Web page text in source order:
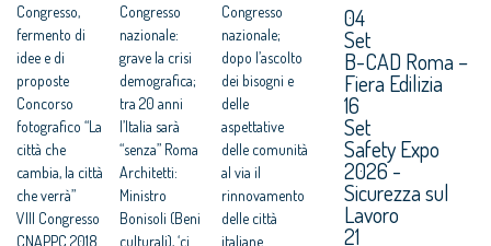
Congresso,
fermento di
idee e di
proposte
Concorso
fotografico “La
città che
cambia, la città
che verrà”
VIII Congresso
CNAPPC 2018.
Congresso
nazionale:
grave la crisi
demografica;
tra 20 anni
l’Italia sarà
“senza” Roma
Architetti:
Ministro
Bonisoli (Beni
culturali), ‘ci
Congresso
nazionale;
dopo l’ascolto
dei bisogni e
delle
aspettative
delle comunità
al via il
rinnovamento
delle città
italiane
04
Set
B-CAD Roma –
Fiera Edilizia
16
Set
Safety Expo
2026 -
Sicurezza sul
Lavoro
21